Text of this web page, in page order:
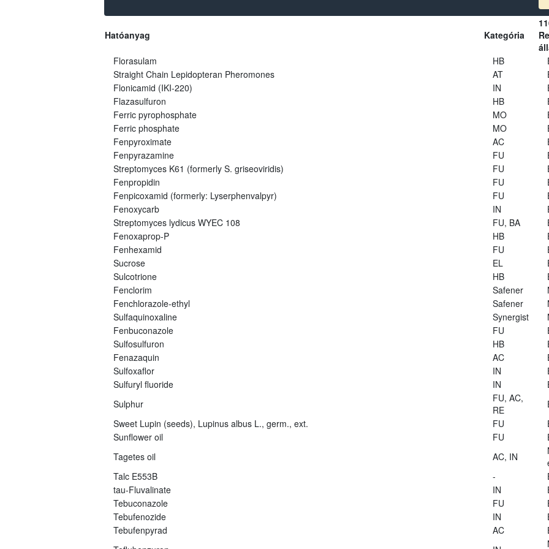
Hatóanyag Kategória
Florasulam
HB
Straight Chain Lepidopteran Pheromones
AT
Flonicamid (IKI-220)
IN
Flazasulfuron
HB
Ferric pyrophosphate
MO
Ferric phosphate
MO
Fenpyroximate
AC
Fenpyrazamine
FU
Streptomyces K61 (formerly S. griseoviridis)
FU
Fenpropidin
FU
Fenpicoxamid (formerly: Lyserphenvalpyr)
FU
Fenoxycarb
IN
Streptomyces lydicus WYEC 108
FU, BA
Fenoxaprop-P
HB
Fenhexamid
FU
Sucrose
EL
Sulcotrione
HB
Fenclorim
Safener
Fenchlorazole-ethyl
Safener
Sulfaquinoxaline
Synergist
Fenbuconazole
FU
Sulfosulfuron
HB
Fenazaquin
AC
Sulfoxaflor
IN
Sulfuryl fluoride
IN
Sulphur
FU, AC,
RE
Sweet Lupin (seeds), Lupinus albus L., germ., ext.
FU
Sunflower oil
FU
Tagetes oil
AC, IN
Talc E553B
-
tau-Fluvalinate
IN
Tebuconazole
FU
Tebufenozide
IN
Tebufenpyrad
AC